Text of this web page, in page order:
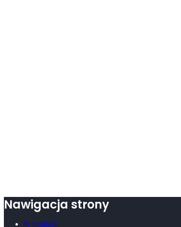
Nawigacja strony
W mediach